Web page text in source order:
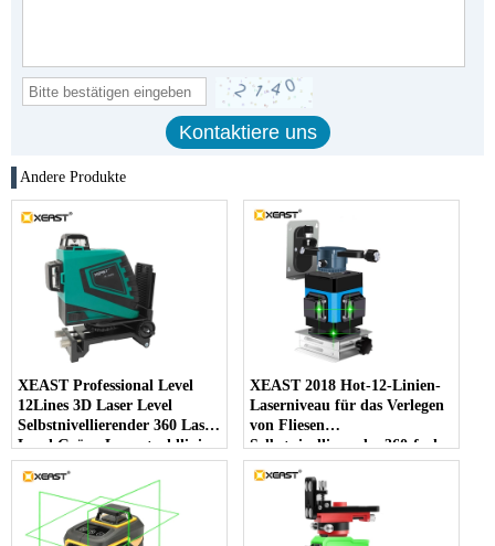
Andere Produkte
XEAST Professional Level
12Lines 3D Laser Level
Selbstnivellierender 360 Laser
Level Grüne Laserstrahllinie
532nm, 30mw
XEAST 2018 Hot-12-Linien-
Laserniveau für das Verlegen
von Fliesen
Selbstnivellierendes 360-fach
horizontales und vertikales
kreuzgrünes 3D-Laserniveau